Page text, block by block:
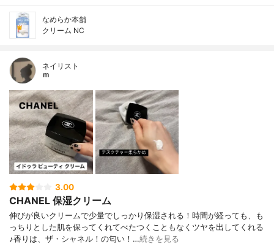
なめらか本舗
クリーム NC
ネイリスト
ｍ
3.00
CHANEL 保湿クリーム
伸びが良いクリームで少量でしっかり保湿される！時間が経っても、も
っちりとした肌を保ってくれてべたつくこともなくツヤを出してくれる
♪香りは、ザ・シャネル！の匂い！…続きを見る